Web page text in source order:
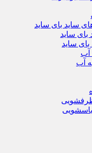
ساید بای ساید
بای ساید
ساید
آب
آب